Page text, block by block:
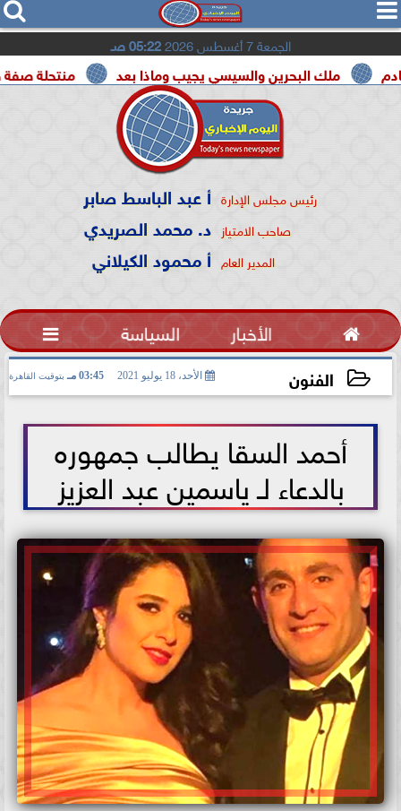
  
الجمعة 7 أغسطس 2026 05:22 صـ
منتحلة صفة صحفية ملك البحرين والسيسي يجيب وماذا بعد
رئيس مجلس الإدارة أ عبد الباسط صابر
صاحب الامتياز د. محمد الصريدي
المدير العام أ محمود الكيلاني
 الأخبار السياسة 
الفنون الأحد، 18 يوليو 2021 03:45 مـ بتوقيت القاهرة
أحمد السقا يطالب جمهوره
بالدعاء لـ ياسمين عبد العزيز